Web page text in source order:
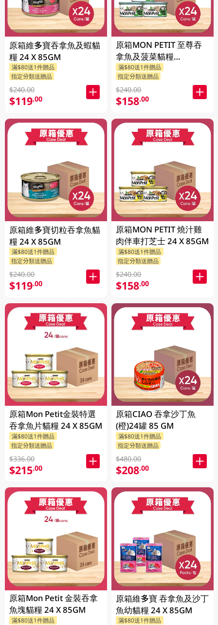
原箱維多寶吞拿魚及蝦貓
糧 24 X 85GM
滿$80送1件贈品
指定分類送贈品
$240.00
$119.00
原箱維多寶切粒吞拿魚貓
糧 24 X 85GM
滿$80送1件贈品
指定分類送贈品
$240.00
$119.00
原箱Mon Petit金裝特選
吞拿魚片貓糧 24 X 85GM
滿$80送1件贈品
指定分類送贈品
$336.00
$215.00
原箱Mon Petit 金裝吞拿
魚塊貓糧 24 X 85GM
滿$80送1件贈品
原箱MON PETIT 至尊吞
拿魚及菠菜貓糧
24X85GM
滿$80送1件贈品
指定分類送贈品
$240.00
$158.00
原箱MON PETIT 燒汁雞
肉伴車打芝士 24 X 85GM
滿$80送1件贈品
指定分類送贈品
$240.00
$158.00
原箱CIAO 吞拿沙丁魚
(橙)24罐 85 GM
滿$80送1件贈品
指定分類送贈品
$480.00
$208.00
原箱維多寶 吞拿魚及沙丁
魚幼貓糧 24 X 85GM
滿$80送1件贈品